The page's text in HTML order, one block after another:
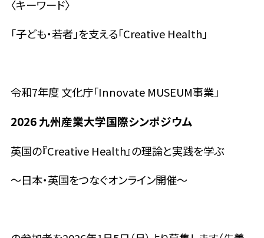
〈キーワード〉
「子ども・若者」を支える「Creative Health」
令和7年度 文化庁「Innovate MUSEUM事業」
2026 九州産業大学国際シンポジウム
英国の『Creative Health』の理論と実践を学ぶ
〜日本・英国をつなぐオンライン開催〜